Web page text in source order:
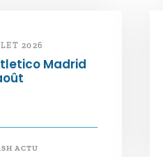
2026
Madrid
ACTU